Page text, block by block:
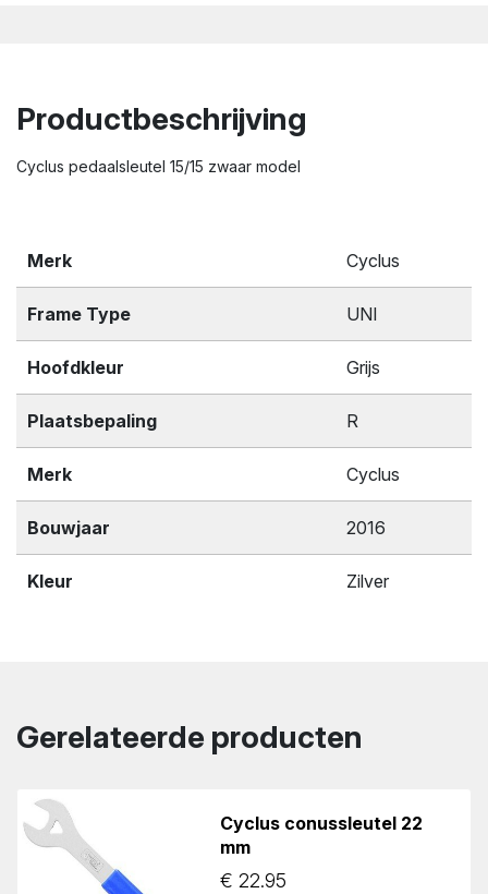
Productbeschrijving
Cyclus pedaalsleutel 15/15 zwaar model
Merk Cyclus
Frame Type UNI
Hoofdkleur Grijs
Plaatsbepaling R
Merk Cyclus
Bouwjaar 2016
Kleur Zilver
Gerelateerde producten
Cyclus conussleutel 22
mm
€ 22.95